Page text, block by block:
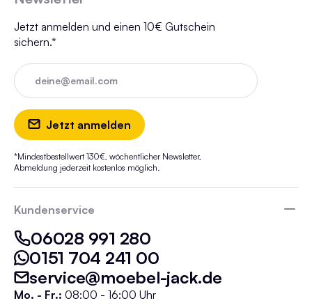
Jetzt anmelden und einen 10€ Gutschein
sichern.*
deine@email.com
Jetzt anmelden
*Mindestbestellwert 130€, wöchentlicher Newsletter,
Abmeldung jederzeit kostenlos möglich.
Kundenservice
06028 991 280
0151 704 241 00
service@moebel-jack.de
Mo. - Fr.: 08:00 - 16:00 Uhr